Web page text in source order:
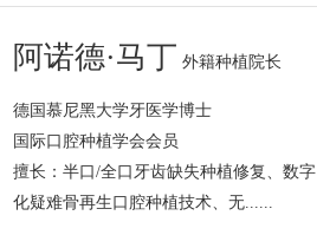
阿诺德·马丁 外籍种植院长
德国慕尼黑大学牙医学博士
国际口腔种植学会会员
擅长：半口/全口牙齿缺失种植修复、数字
化疑难骨再生口腔种植技术、无......